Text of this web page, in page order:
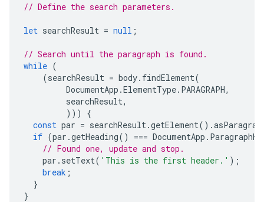
// Define the search parameters.
let searchResult = null ;
// Search until the paragraph is found.
while (
(searchResult = body. findElement(
DocumentApp .ElementType. PARAGRAPH,
searchResult,
)))
{
const par = searchResult.getElement().
if (par .getHeading() === DocumentApp .
// Found one, update and stop.
par . setText( 'This is the first header.' );
break ;
}
}